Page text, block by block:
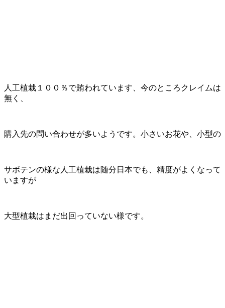
人工植栽１００％で賄われています、今のところクレイムは
無く、
購入先の問い合わせが多いようです。小さいお花や、小型の
サボテンの様な人工植栽は随分日本でも、精度がよくなって
いますが
大型植栽はまだ出回っていない様です。